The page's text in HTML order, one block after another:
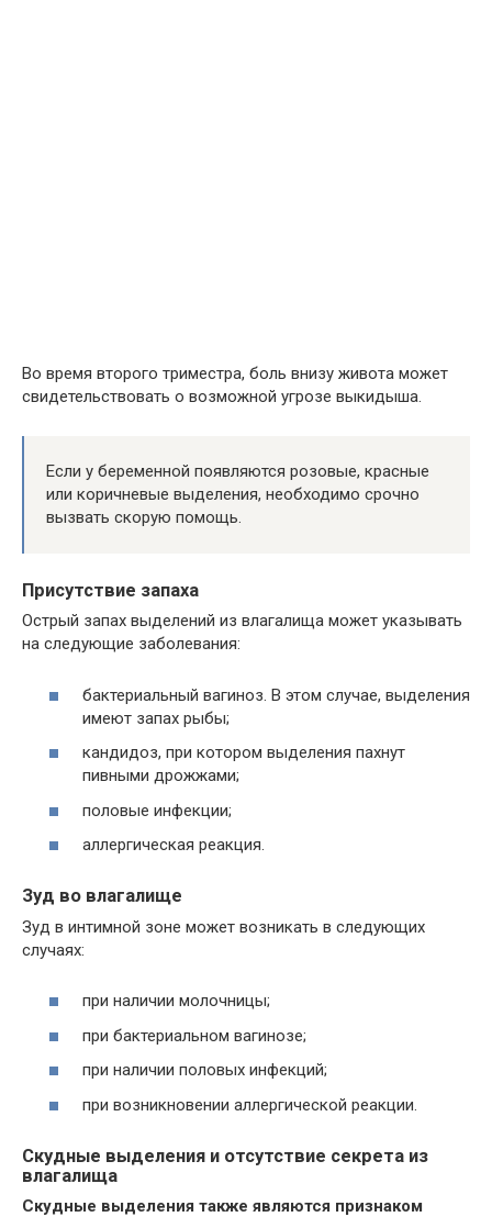
Во время второго триместра, боль внизу живота может
свидетельствовать о возможной угрозе выкидыша.
Если у беременной появляются розовые, красные
или коричневые выделения, необходимо срочно
вызвать скорую помощь.
Присутствие запаха
Острый запах выделений из влагалища может указывать
на следующие заболевания:
бактериальный вагиноз. В этом случае, выделения
имеют запах рыбы;
кандидоз, при котором выделения пахнут
пивными дрожжами;
половые инфекции;
аллергическая реакция.
Зуд во влагалище
Зуд в интимной зоне может возникать в следующих
случаях:
при наличии молочницы;
при бактериальном вагинозе;
при наличии половых инфекций;
при возникновении аллергической реакции.
Скудные выделения и отсутствие секрета из
влагалища
Скудные выделения также являются признаком